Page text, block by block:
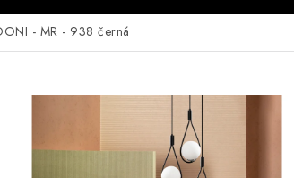
- MR - 938 černá